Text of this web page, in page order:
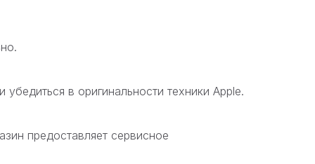
в оригинальности техники Apple.
предоставляет сервисное